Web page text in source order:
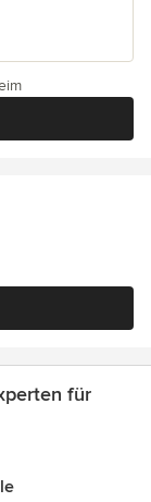
für